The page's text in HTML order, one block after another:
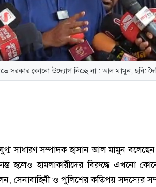
সরকার কোনো উদ্যোগ নিচ্ছে না : আল মামুন, ছবি:
সাধারণ সম্পাদক হাসান আল মামুন
হলেও হামলাকারীদের বিরুদ্ধে এখনো
সেনাবাহিনী ও পুলিশের কতিপয় সদস্যের